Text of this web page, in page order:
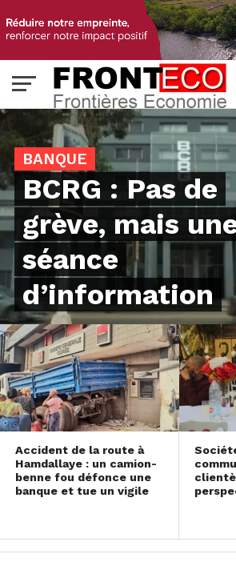
BANQUE
BCRG : Pas de
grève, mais
séance
d’information
Accident de la route à
Hamdallaye : un camion-
benne fou défonce une
banque et tue un vigile